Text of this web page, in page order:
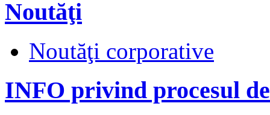
Noutăţi
Noutăţi corporative
INFO privind procesul